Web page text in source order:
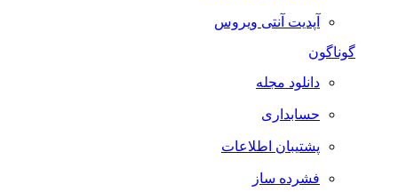
آپدیت آنتی ویروس
گوناگون
دانلود مجله
حسابداری
پشتیبان اطلاعات
فشرده ساز